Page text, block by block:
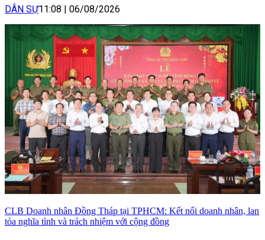
DÂN SỰ11:08 06/08/2026
CLB Doanh nhân Đồng Tháp tại TPHCM: Kết nối doanh nhân, lan
tỏa nghĩa tình và trách nhiệm với cộng đồng